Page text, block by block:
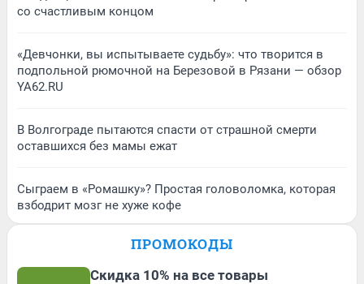
со счастливым концом
«Девчонки, вы испытываете судьбу»: что творится в
подпольной рюмочной на Березовой в Рязани — обзор
YA62.RU
В Волгограде пытаются спасти от страшной смерти
оставшихся без мамы ежат
Сыграем в «Ромашку»? Простая головоломка, которая
взбодрит мозг не хуже кофе
ПРОМОКОДЫ
Скидка 10% на все товары